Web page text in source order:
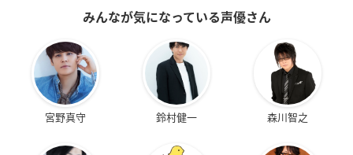
みんなが気になっている声優さん
宮野真守 鈴村健一 森川智之